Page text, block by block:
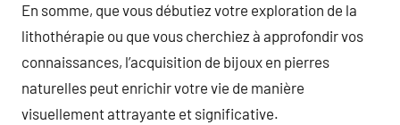
En somme, que vous débutiez votre exploration de la
lithothérapie ou que vous cherchiez à approfondir vos
connaissances, l’acquisition de bijoux en pierres
naturelles peut enrichir votre vie de manière
visuellement attrayante et significative.